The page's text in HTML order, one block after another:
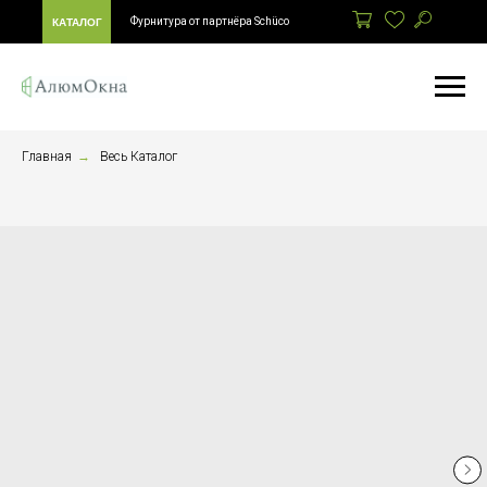
КАТАЛОГ Фурнитура от партнёра Schüco
Главная → Весь Каталог